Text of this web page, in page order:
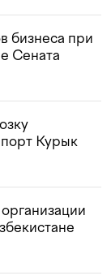
бизнеса при
Сената
Курык